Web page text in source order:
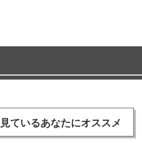
ているあなたにオススメ